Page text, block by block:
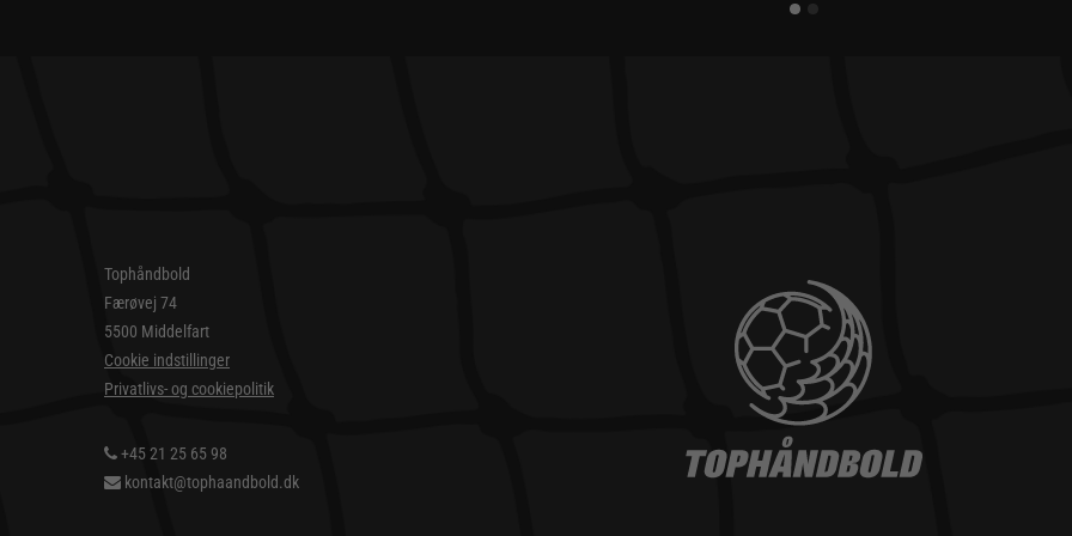
Tophåndbold
Færøvej 74
5500 Middelfart
Cookie indstillinger
Privatlivs- og cookiepolitik
+45 21 25 65 98
kontakt@tophaandbold.dk